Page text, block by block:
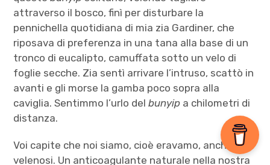
attraverso il bosco, finì per disturbare la
pennichella quotidiana di mia zia Gardiner, che
riposava di preferenza in una tana alla base di un
tronco di eucalipto, camuffata sotto un velo di
foglie secche. Zia sentì arrivare l’intruso, scattò in
avanti e gli morse la gamba poco sopra alla
caviglia. Sentimmo l’urlo delbunyip a chilometri di
distanza.
Voi capite che noi siamo, cioè eravamo, anche
velenosi. Un anticoagulante naturale nella nostra